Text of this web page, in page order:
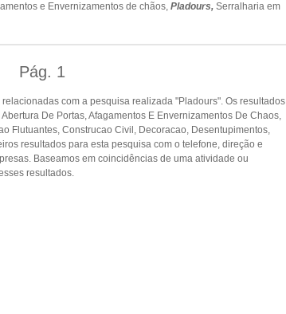
e Envernizamentos de chãos, Pladours, Serralharia em
Pág. 1
com a pesquisa realizada "Pladours". Os resultados
De Portas, Afagamentos E Envernizamentos De Chaos,
Flutuantes, Construcao Civil, Decoracao, Desentupimentos,
resultados para esta pesquisa com o telefone, direção e
Baseamos em coincidências de uma atividade ou
resultados.